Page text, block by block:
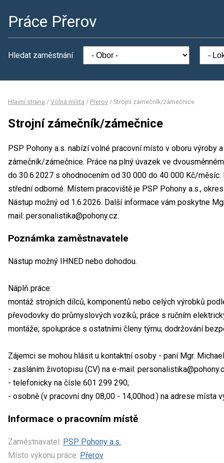
Práce Přerov
Hledat zaměstnání
Hlavní strana / Volná místa / Přerov / Strojní zámečník/zámečnice
Strojní zámečník/zámečnice
PSP Pohony a.s. nabízí volné pracovní místo v oboru výroby
zámečník/zámečnice. Práce na plný úvazek ve
do 30.6.2027 s ohodnocením od 30 000 do 40 000 Kč/
střední odborné. Místem pracoviště je PSP Pohony a.s.,
Nástup možný od 1.6.2026. Další informace vám poskytne
mail: personalistika@pohony.cz.
Poznámka zaměstnavatele
Nástup možný IHNED nebo dohodou.
Náplň práce:
montáž strojních dílců, komponentů nebo celých výrobků
převodovky do průmyslových vozíků; práce s ručním
montáže; spolupráce s ostatními členy týmu; dodržování
Zájemci se mohou hlásit u kontaktní osoby - paní Mgr.
- zasláním životopisu (CV) na e-mail:
- telefonicky na čísle 601 299 290;
- osobně (v pracovní dny 08,00 - 14,00hod.) na adrese místa
Informace o pracovním místě
Zaměstnavatel: PSP Pohony a.s.
Místo výkonu práce: Přerov